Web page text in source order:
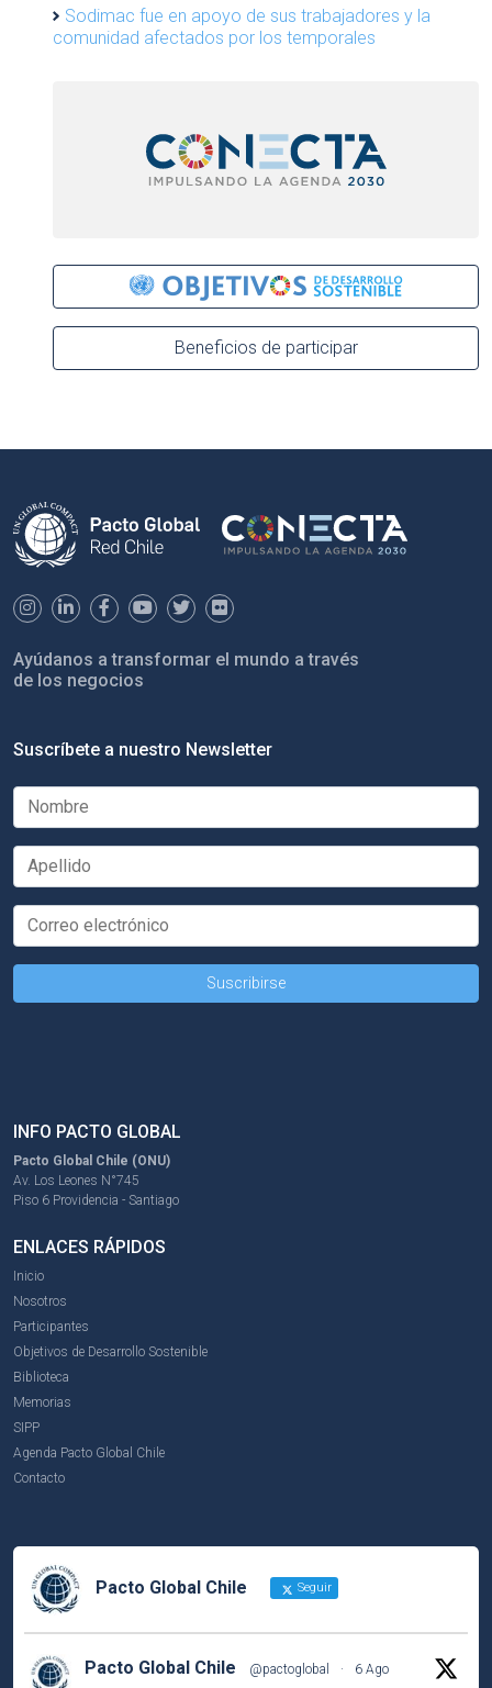
Sodimac fue en apoyo de sus trabajadores y la
comunidad afectados por los temporales
Beneficios de participar
Ayúdanos a transformar el mundo a través
de los negocios
Suscríbete a nuestro Newsletter
INFO PACTO GLOBAL
Pacto Global Chile (ONU)
Av. Los Leones N°745
Piso 6 Providencia - Santiago
ENLACES RÁPIDOS
Inicio
Nosotros
Participantes
Objetivos de Desarrollo Sostenible
Biblioteca
Memorias
SIPP
Agenda Pacto Global Chile
Contacto
Pacto Global Chile Seguir
Pacto Global Chile @pactoglobal · 6 Ago